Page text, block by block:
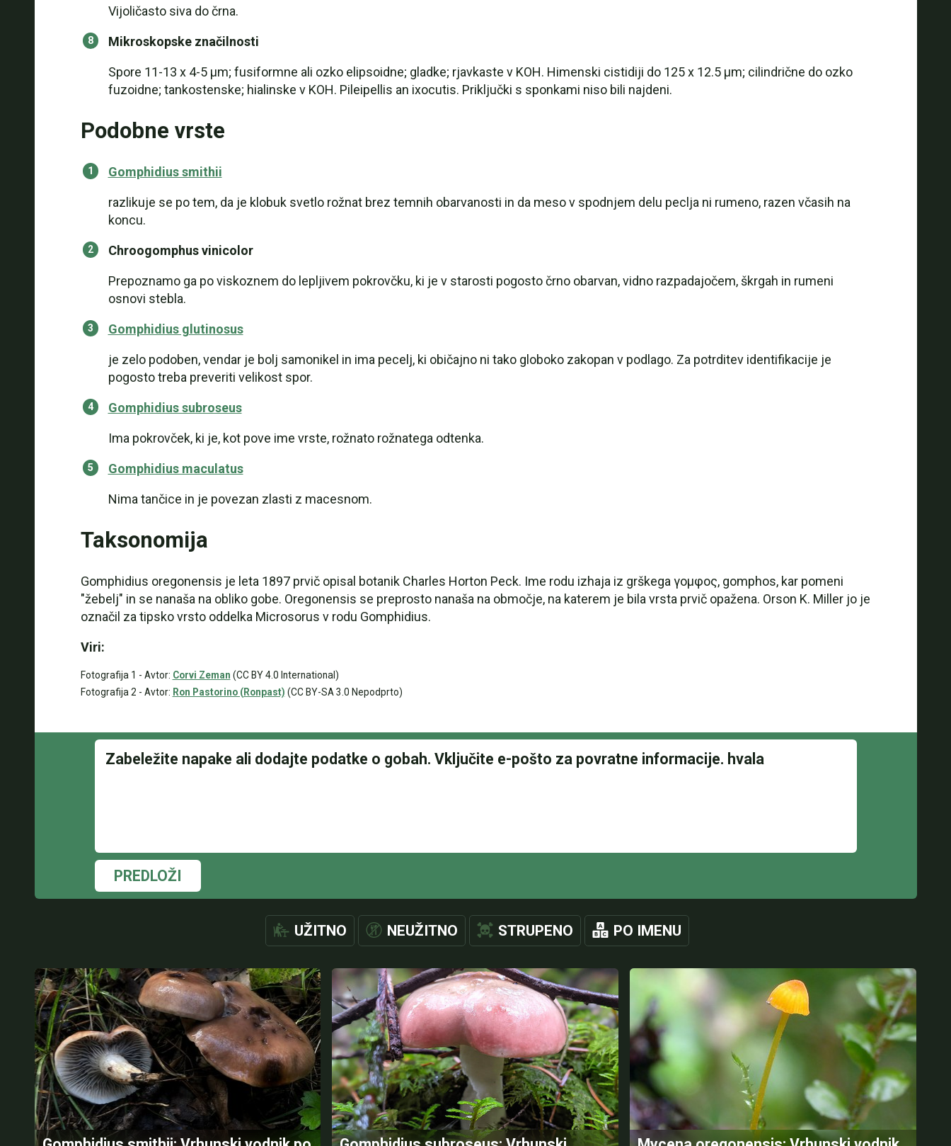
Vijoličasto siva do črna.
Mikroskopske značilnosti
Spore 11-13 x 4-5 µm; fusiformne ali ozko elipsoidne; gladke; rjavkaste v KOH. Himenski cistidiji do 125 x 12.5 µm; cilindrične do ozko
fuzoidne; tankostenske; hialinske v KOH. Pileipellis an ixocutis. Priključki s sponkami niso bili najdeni.
Podobne vrste
Gomphidius smithii
razlikuje se po tem, da je klobuk svetlo rožnat brez temnih obarvanosti in da meso v spodnjem delu peclja ni rumeno, razen včasih na
koncu.
Chroogomphus vinicolor
Prepoznamo ga po viskoznem do lepljivem pokrovčku, ki je v starosti pogosto črno obarvan, vidno razpadajočem, škrgah in rumeni
osnovi stebla.
Gomphidius glutinosus
je zelo podoben, vendar je bolj samonikel in ima pecelj, ki običajno ni tako globoko zakopan v podlago. Za potrditev identifikacije je
pogosto treba preveriti velikost spor.
Gomphidius subroseus
Ima pokrovček, ki je, kot pove ime vrste, rožnato rožnatega odtenka.
Gomphidius maculatus
Nima tančice in je povezan zlasti z macesnom.
Taksonomija
Gomphidius oregonensis je leta 1897 prvič opisal botanik Charles Horton Peck. Ime rodu izhaja iz grškega γομφος, gomphos, kar pomeni
"žebelj" in se nanaša na obliko gobe. Oregonensis se preprosto nanaša na območje, na katerem je bila vrsta prvič opažena. Orson K. Miller jo je
označil za tipsko vrsto oddelka Microsorus v rodu Gomphidius.
Viri:
Fotografija 1 - Avtor: Corvi Zeman (CC BY 4.0 International)
Fotografija 2 - Avtor: Ron Pastorino (Ronpast) (CC BY-SA 3.0 Nepodprto)
PREDLOŽI
UŽITNO NEUŽITNO STRUPENO PO IMENU